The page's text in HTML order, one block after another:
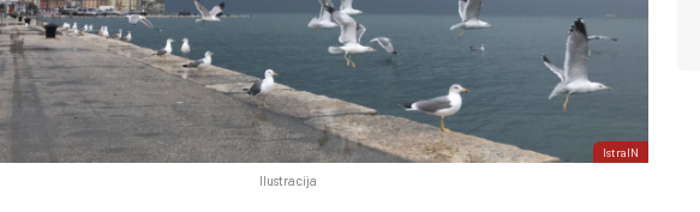
IstraIN
Ilustracija